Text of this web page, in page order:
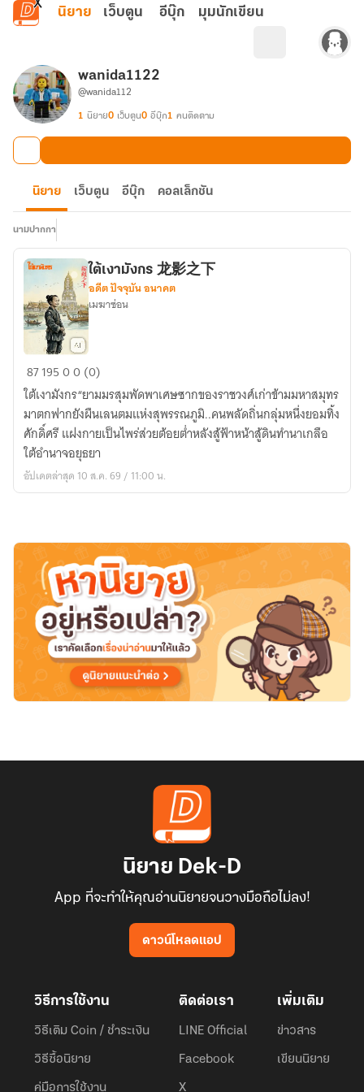
ข้ามไปยังเนื้อหาหลัก
นิยาย เว็บตูน อีบุ๊ก มุมนักเขียน
wanida1122
@wanida112
1 นิยาย0 เว็บตูน0 อีบุ๊ก1 คนติดตาม
นิยาย เว็บตูน อีบุ๊ก คอลเล็กชัน
นามปากกา
ใต้
เงา
มังกร
龙
影
之
下
ใต้เงามังกร 龙影之下
อดีต ปัจจุบัน อนาคต
เมฆาซ่อน
8719500 (0)
ใต้เงามังกร“ยามมรสุมพัดพาเศษซากของราชวงศ์เก่าข้ามมหาสมุทร
มาตกฟากยังผืนเลนตมแห่งสุพรรณภูมิ..คนพลัดถิ่นกลุ่มหนึ่งยอมทิ้ง
ศักดิ์ศรี แฝงกายเป็นไพร่ส่วยต้อยต่ำหลังสู้ฟ้าหน้าสู้ดินทำนาเกลือ
ใต้อำนาจอยุธยา
อัปเดตล่าสุด 10 ส.ค. 69 / 11:00 น.
นิยาย Dek-D
App ที่จะทำให้คุณอ่านนิยายจนวางมือถือไม่ลง!
ดาวน์โหลดแอป
วิธีการใช้งาน
วิธีเติม Coin / ชำระเงิน
วิธีซื้อนิยาย
คู่มือการใช้งาน
ติดต่อเรา
LINE Official
Facebook
X
เพิ่มเติม
ข่าวสาร
เขียนนิยาย